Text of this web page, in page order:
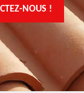
NOUS !